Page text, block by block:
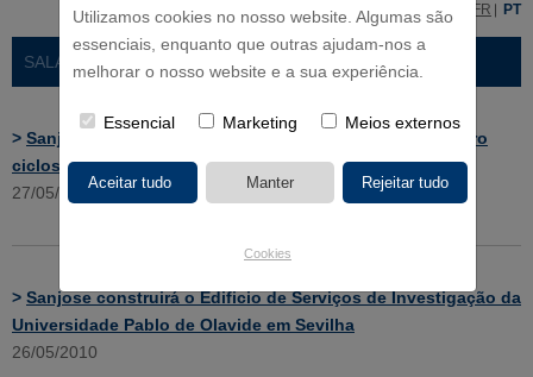
Utilizamos cookies no nosso website. Algumas são
essenciais, enquanto que outras ajudam-nos a
melhorar o nosso website e a sua experiência.
Essencial Marketing Meios externos
Cookies
EN FR PT
SALA DE IMPRENSA > NOTÍCIAS
> Sanjose irá construir uma Escola dos segundo e terceiro
ciclos em Mafra, Lisboa
27/05/2010
> Sanjose construirá o Edificio de Serviços de Investigação da
Universidade Pablo de Olavide em Sevilha
26/05/2010